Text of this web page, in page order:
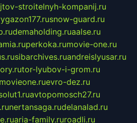
stroitelnyh-kompanij.ru
snow-guard.ru
demaholding.ruaalse.ru
perkoka.rumovie-one.ru
sibarchives.ruandreislyusar.ru
tor-lyubov-i-grom.ru
movieone.ruevro-dez.ru
avtopomosch27.ru
nertansaga.rudelanalad.ru
aria-family.ruroadli.ru